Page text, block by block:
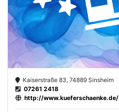
Kaiserstraße 83, 74889 Sinsheim
07261 2418
http://www.kueferschaenke.de/